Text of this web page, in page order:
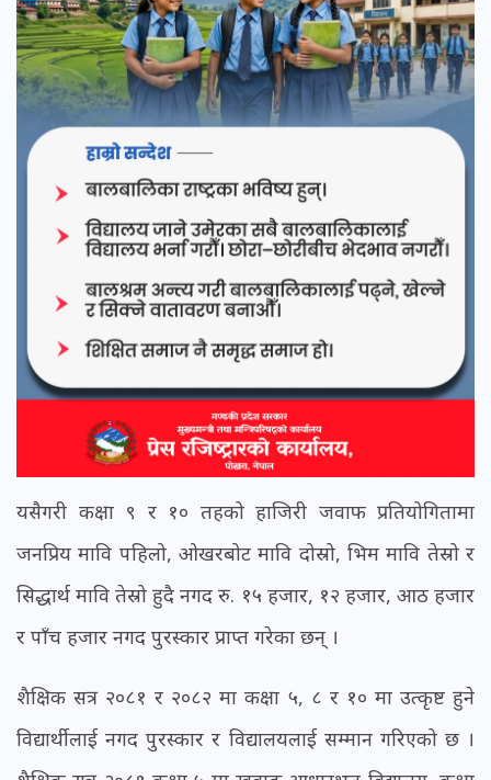
यसैगरी कक्षा ९ र १० तहको हाजिरी जवाफ प्रतियोगितामा
जनप्रिय मावि पहिलो, ओखरबोट मावि दोस्रो, भिम मावि तेस्रो र
सिद्धार्थ मावि तेस्रो हुदै नगद रु. १५ हजार, १२ हजार, आठ हजार
र पाँच हजार नगद पुरस्कार प्राप्त गरेका छन् ।
शैक्षिक सत्र २०८१ र २०८२ मा कक्षा ५, ८ र १० मा उत्कृष्ट हुने
विद्यार्थीलाई नगद पुरस्कार र विद्यालयलाई सम्मान गरिएको छ ।